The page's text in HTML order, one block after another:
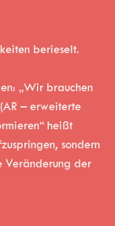
berieselt.
„Wir brauchen
– erweiterte
heißt
sondern
Veränderung der